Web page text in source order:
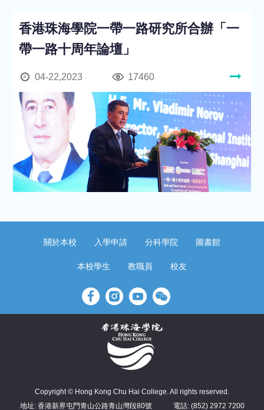
香港珠海學院一帶一路研究所合辦「一
帶一路十周年論壇」
04-22,2023 17460
關於本校 入學申請 分科學院 圖書館
本校學生 教職員 校友
Copyright © Hong Kong Chu Hai College. All rights reserved.
地址: 香港新界屯門青山公路青山灣段80號
電話: (852) 2972 7200